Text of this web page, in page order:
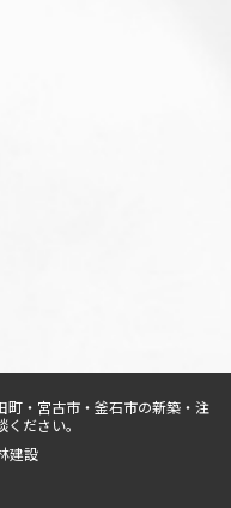
建設
町・宮古市・釜石市の新築・注
ください。